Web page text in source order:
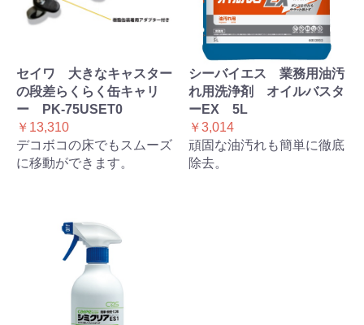
セイワ 大きなキャスター
の段差らくらく缶キャリ
ー PK-75USET0
￥13,310
デコボコの床でもスムーズ
に移動ができます。
シーバイエス 業務用油汚
れ用洗浄剤 オイルバスタ
ーEX 5L
￥3,014
頑固な油汚れも簡単に徹底
除去。